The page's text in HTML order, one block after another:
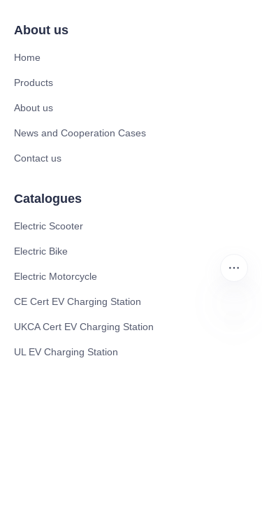
About us
Home
Products
About us
News and Cooperation Cases
Contact us
Catalogues
Electric Scooter
Electric Bike
Electric Motorcycle
CE Cert EV Charging Station
UKCA Cert EV Charging Station
UL EV Charging Station